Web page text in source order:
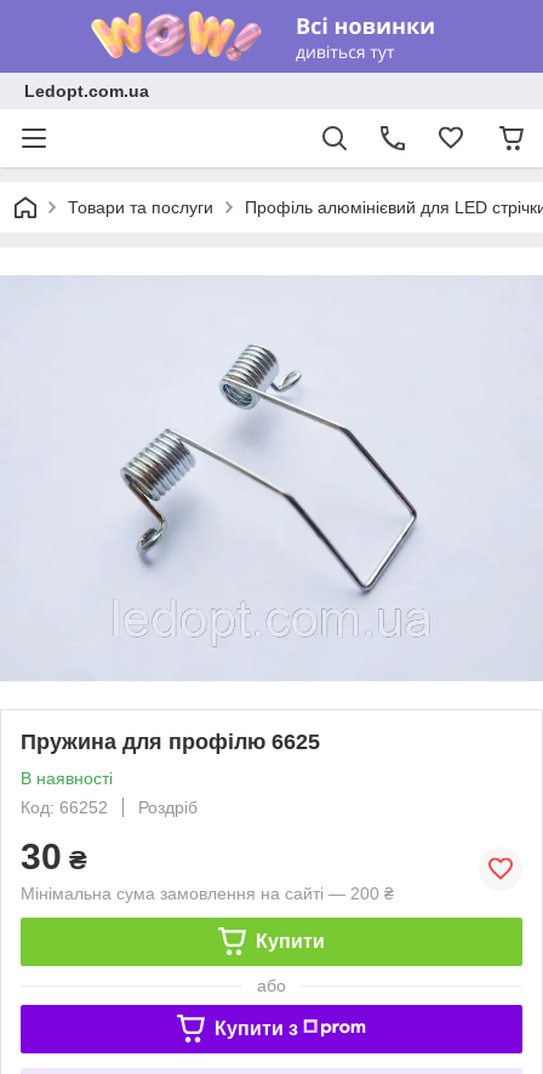
Ledopt.com.ua
Товари та послуги Профіль алюмінієвий для LED
Пружина для профілю 6625
В наявності
Код: 66252
Роздріб
30 ₴
Мінімальна сума замовлення на сайті — 200 ₴
Купити
або
Купити з